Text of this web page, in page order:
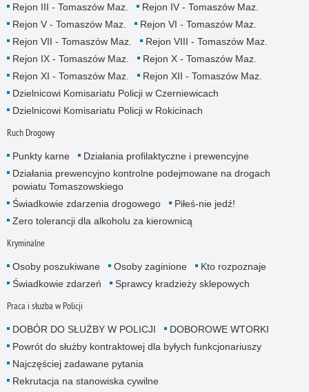
Rejon III - Tomaszów Maz.
Rejon IV - Tomaszów Maz.
Rejon V - Tomaszów Maz.
Rejon VI - Tomaszów Maz.
Rejon VII - Tomaszów Maz.
Rejon VIII - Tomaszów Maz.
Rejon IX - Tomaszów Maz.
Rejon X - Tomaszów Maz.
Rejon XI - Tomaszów Maz.
Rejon XII - Tomaszów Maz.
Dzielnicowi Komisariatu Policji w Czerniewicach
Dzielnicowi Komisariatu Policji w Rokicinach
Ruch Drogowy
Punkty karne
Działania profilaktyczne i prewencyjne
Działania prewencyjno kontrolne podejmowane na drogach
powiatu Tomaszowskiego
Świadkowie zdarzenia drogowego
Piłeś-nie jedź!
Zero tolerancji dla alkoholu za kierownicą
Kryminalne
Osoby poszukiwane Osoby zaginione
Kto rozpoznaje
Świadkowie zdarzeń
Sprawcy kradzieży sklepowych
Praca i służba w Policji
DOBÓR DO SŁUŻBY W POLICJI
DOBOROWE WTORKI
Powrót do służby kontraktowej dla byłych funkcjonariuszy
Najczęściej zadawane pytania
Rekrutacja na stanowiska cywilne